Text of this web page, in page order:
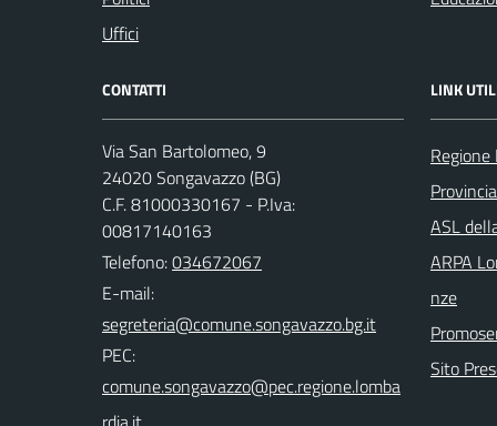
Uffici
CONTATTI
Via San Bartolomeo, 9
24020 Songavazzo (BG)
C.F. 81000330167 - P.Iva:
00817140163
Telefono:034672067
E-mail:
PEC:
LINK
Regione
ASL
ARPA
nze
Sito